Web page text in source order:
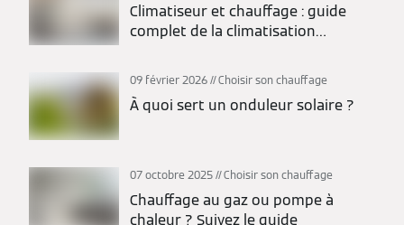
Climatiseur et chauffage : guide
complet de la climatisation
09 février 2026 Choisir son chauffage
À quoi sert un onduleur solaire ?
07 octobre 2025 Choisir son chauffage
Chauffage au gaz ou pompe à
chaleur ? Suivez le guide